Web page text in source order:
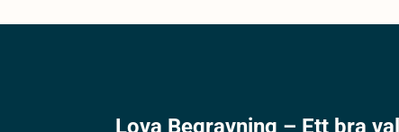
Lova Begravning – Ett bra val